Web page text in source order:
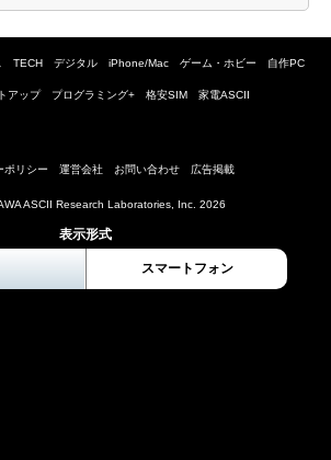
TECH デジタル iPhone/Mac ゲーム・ホビー 自作PC
アップ プログラミング+ 格安SIM 家電ASCII
ポリシー 運営会社 お問い合わせ 広告掲載
ASCII Research Laboratories, Inc. 2026
表示形式
スマートフォン